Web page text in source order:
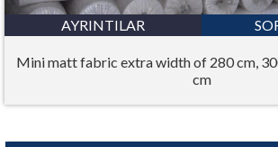
AYRINTILAR
Mini matt fabric extra width of 280 cm,
cm